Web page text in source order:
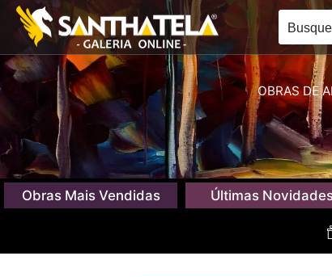
OBRAS DE
Obras Mais Vendidas Últimas